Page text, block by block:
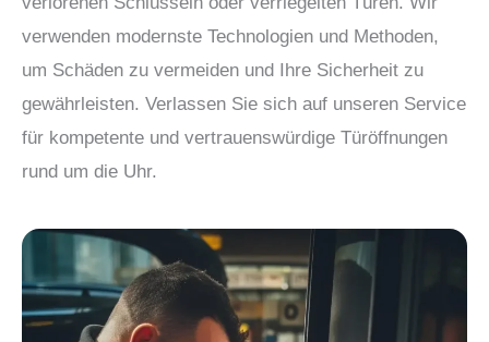
verwenden modernste Technologien und Methoden,
um Schäden zu vermeiden und Ihre Sicherheit zu
gewährleisten. Verlassen Sie sich auf unseren Service
für kompetente und vertrauenswürdige Türöffnungen
rund um die Uhr.